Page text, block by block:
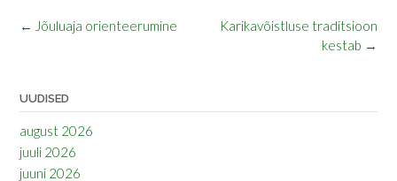
Post
Karikavõistluse traditsioon
kestab →
← Jõuluaja orienteerumine
UUDISED
august 2026
juuli 2026
juuni 2026